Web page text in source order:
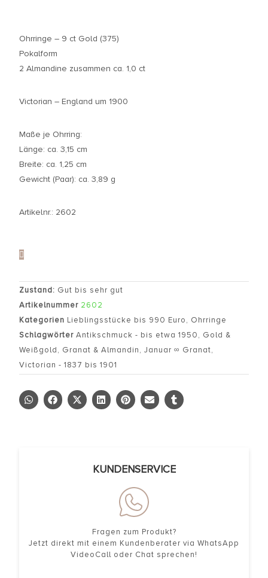
Ohrringe – 9 ct Gold (375)
Pokalform
2 Almandine zusammen ca. 1,0 ct
Victorian – England um 1900
Maße je Ohrring:
Länge: ca. 3,15 cm
Breite: ca. 1,25 cm
Gewicht (Paar): ca. 3,89 g
Artikelnr.: 2602
Zustand: Gut bis sehr gut
Artikelnummer 2602
Kategorien Lieblingsstücke bis 990 Euro, Ohrringe
Schlagwörter Antikschmuck - bis etwa 1950, Gold &
Weißgold, Granat & Almandin, Januar ∞ Granat,
Victorian - 1837 bis 1901
KUNDENSERVICE
Fragen zum Produkt?
Jetzt direkt mit einem Kundenberater via WhatsApp
VideoCall oder Chat sprechen!